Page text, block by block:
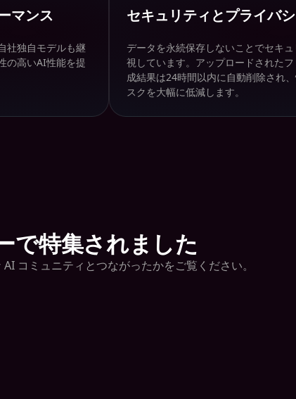
マンス
社独自モデルも継
の高いAI性能を提
セキュリティとプライバ
データを永続保存しないことでセキ
視しています。アップロードされた
成結果は24時間以内に自動削除され
スクを大幅に低減します。
で特集されました
コミュニティとつながったかをご覧ください。